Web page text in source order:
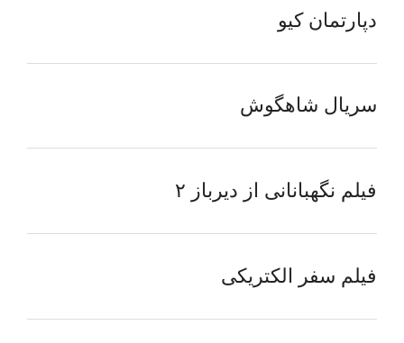
دپارتمان کیو
سریال شاهگوش
فیلم نگهبانانی از دیرباز ۲
فیلم سفر الکتریکی